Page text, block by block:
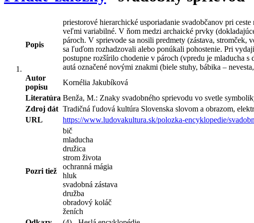
Popis
priestorové hierarchické usporiadanie svadobčanov pri
veľmi variabilné. V ňom medzi archaické prvky
pároch. V sprievode sa nosili predmety (zástava,
sa ľuďom rozhadzovali alebo ponúkali pohostenie. Pri
postupne rozšírilo chodenie v pároch (vpredu je mladucha
autá označené novými znakmi (biele stuhy, bábika –
Autor
popisu
Kornélia Jakubíková
Literatúra Benža, M.: Znaky svadobného sprievodu vo svetle
Zdroj dát Tradičná ľudová kultúra Slovenska slovom a obrazom,
URL
https://www.ludovakultura.sk/polozka-encyklopedie/
Pozri tiež
bič
mladucha
družica
strom života
ochranná mágia
hluk
svadobná zástava
družba
obradový koláč
ženích